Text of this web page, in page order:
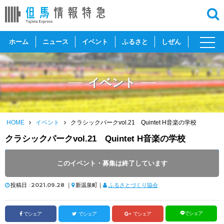
ホーム ニュース イベント ふるさと しぜん
toggle
イベント
HOME イベント クラシックパークvol.21 Quintet H音楽の学校
クラシックパークvol.21 Quintet H音楽の学校
このイベント・募集は終了しています
投稿日 : 2021.09.28 ｜ 新温泉町｜ ふるさとづくり協会
でシェア でシェア でシェア でシェア